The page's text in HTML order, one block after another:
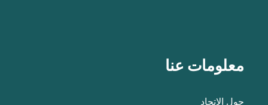
معلومات عنا
حول الاتحاد